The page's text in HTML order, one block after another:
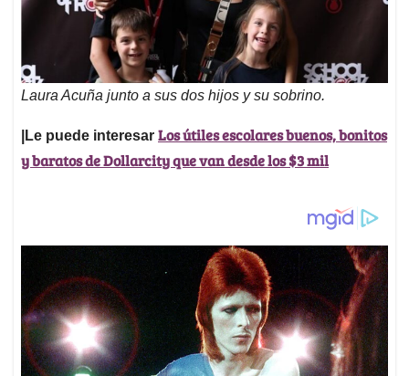
Laura Acuña junto a sus dos hijos y su sobrino.
|Le puede interesar Los útiles escolares buenos, bonitos
y baratos de Dollarcity que van desde los $3 mil